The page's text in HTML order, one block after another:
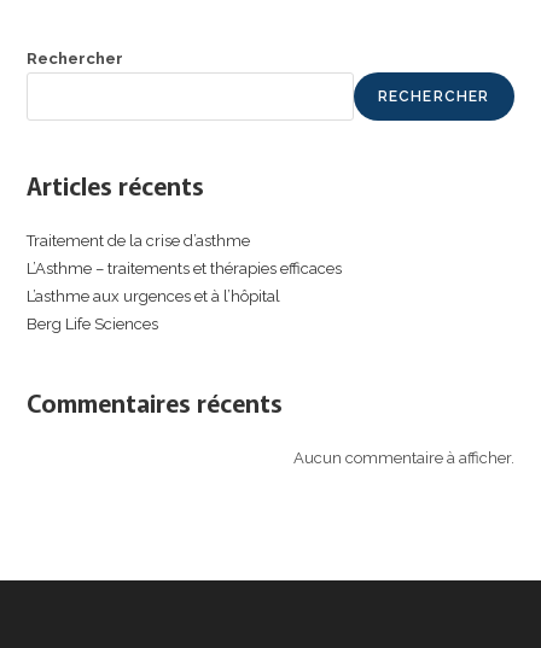
Rechercher
RECHERCHER
Articles récents
Traitement de la crise d’asthme
L’Asthme – traitements et thérapies efficaces
L’asthme aux urgences et à l’hôpital
Berg Life Sciences
Commentaires récents
Aucun commentaire à afficher.